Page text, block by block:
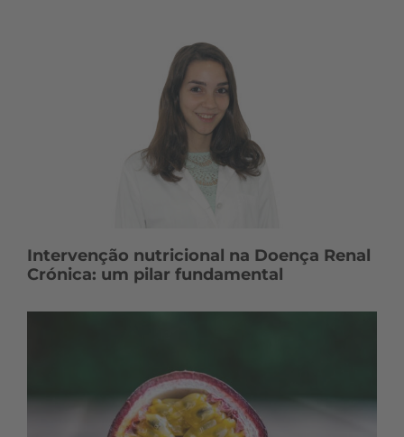
Intervenção nutricional na Doença Renal
Crónica: um pilar fundamental